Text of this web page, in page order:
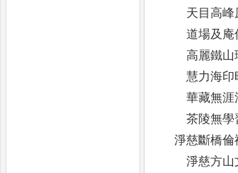
天目高峰
道場及庵
高麗鐵山
慧力海印
華藏無涯
茶陵無學
淨慈斷橋倫
淨慈方山